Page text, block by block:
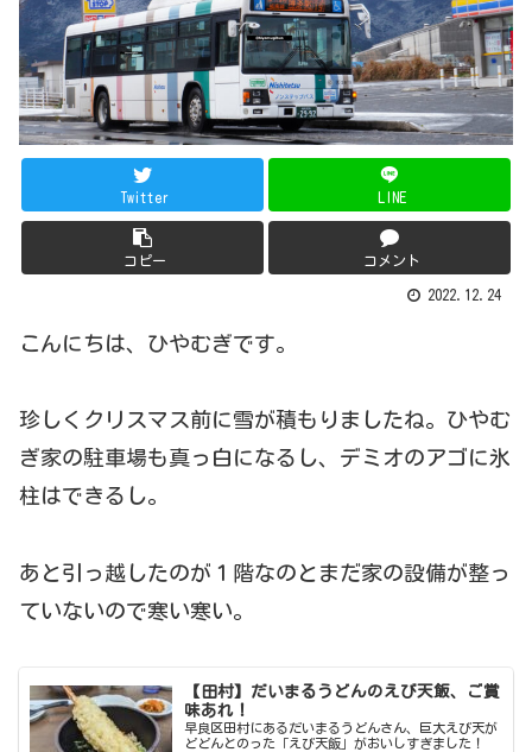
Twitter LINE
コピー コメント
2022.12.24
こんにちは、ひやむぎです。
珍しくクリスマス前に雪が積もりましたね。ひやむ
ぎ家の駐車場も真っ白になるし、デミオのアゴに氷
柱はできるし。
あと引っ越したのが１階なのとまだ家の設備が整っ
ていないので寒い寒い。
【田村】だいまるうどんのえび天飯、ご賞
味あれ！
早良区田村にあるだいまるうどんさん、巨大えび天が
どどんとのった「えび天飯」がおいしすぎました！